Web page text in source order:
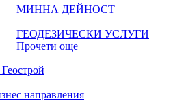
МИННА ДЕЙНОСТ
ГЕОДЕЗИЧЕСКИ УСЛУГИ
Прочети още
Геострой
направления